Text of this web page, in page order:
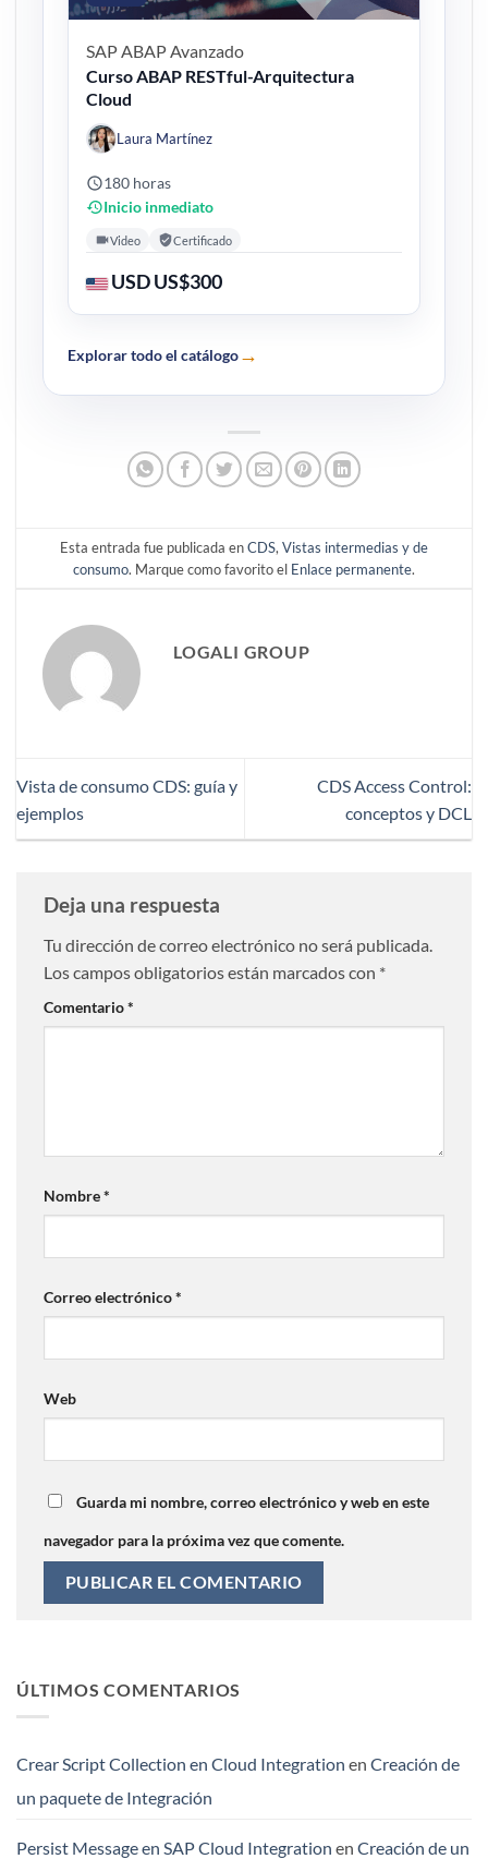
SAP ABAPAvanzado
Curso ABAP RESTful-Arquitectura
Cloud
Laura Martínez
180 horas
Inicio inmediato
Video Certificado
USD US$300
Explorar todo el catálogo→
Esta entrada fue publicada enCDS, Vistas intermedias y de
consumo. Marque como favorito el Enlace permanente.
LOGALI GROUP
Vista de consumo CDS: guía y
ejemplos
CDS Access Control:
conceptos y DCL
Deja una respuesta
Tu dirección de correo electrónico no será publicada.
Los campos obligatorios están marcados con *
Comentario*
Nombre*
Correo electrónico*
Web
Guarda mi nombre, correo electrónico y web en este
navegador para la próxima vez que comente.
ÚLTIMOS COMENTARIOS
Crear Script Collection en Cloud Integration en Creación de
un paquete de Integración
Persist Message en SAP Cloud Integration en Creación de un